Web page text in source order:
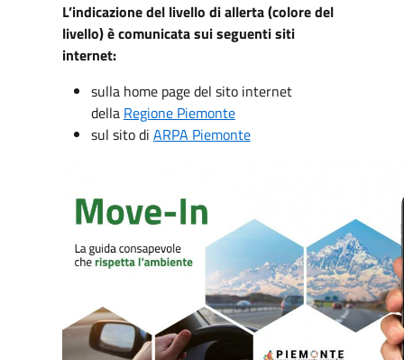
L’indicazione del livello di allerta (colore del
livello) è comunicata sui seguenti siti
internet:
sulla home page del sito internet
della Regione Piemonte
sul sito di ARPA Piemonte